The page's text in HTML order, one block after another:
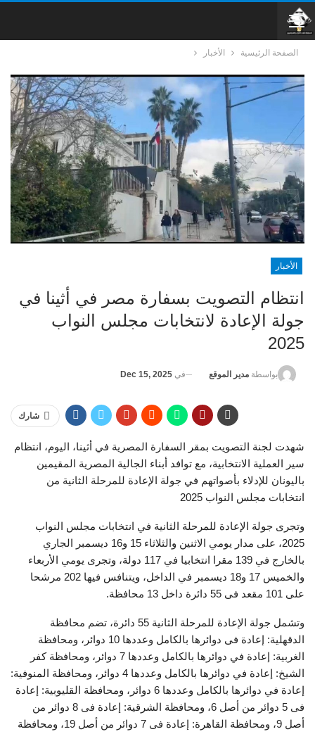
الصفحة الرئيسية الأخبار
الأخبار
انتظام التصويت بسفارة مصر في أثينا في
جولة الإعادة لانتخابات مجلس النواب
2025
بواسطة مدير الموقع في Dec 15, 2025
شارك
شهدت لجنة التصويت بمقر السفارة المصرية في أثينا، اليوم، انتظام
سير العملية الانتخابية، مع توافد أبناء الجالية المصرية المقيمين
باليونان للإدلاء بأصواتهم في جولة الإعادة للمرحلة الثانية من
انتخابات مجلس النواب 2025
وتجرى جولة الإعادة للمرحلة الثانية في انتخابات مجلس النواب
2025، على مدار يومي الاثنين والثلاثاء 15 و16 ديسمبر الجاري
بالخارج في 139 مقرا انتخابيا في 117 دولة، وتجرى يومي الأربعاء
والخميس 17 و18 ديسمبر في الداخل، ويتنافس فيها 202 مرشحا
على 101 مقعد فى 55 دائرة داخل 13 محافظة.
وتشمل جولة الإعادة للمرحلة الثانية 55 دائرة، تضم محافظة
الدقهلية: إعادة فى دوائرها بالكامل وعددها 10 دوائر، ومحافظة
الغربية: إعادة في دوائرها بالكامل وعددها 7 دوائر، ومحافظة كفر
الشيخ: إعادة في دوائرها بالكامل وعددها 4 دوائر، ومحافظة المنوفية:
إعادة في دوائرها بالكامل وعددها 6 دوائر، ومحافظة القليوبية: إعادة
فى 5 دوائر من أصل 6، ومحافظة الشرقية: إعادة فى 8 دوائر من
أصل 9، ومحافظة القاهرة: إعادة فى 7 دوائر من أصل 19، ومحافظة